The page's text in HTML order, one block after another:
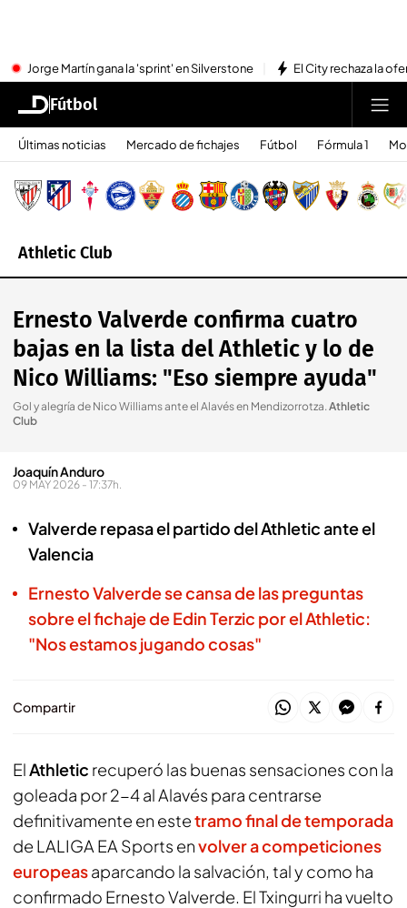
Jorge Martín gana la 'sprint' en Silverstone El City rechaza la
Fútbol
Últimas noticias Mercado de fichajes Fútbol Fórmula 1
Athletic Club
Ernesto Valverde confirma cuatro
bajas en la lista del Athletic y lo de
Nico Williams: "Eso siempre ayuda"
Gol y alegría de Nico Williams ante el Alavés en Mendizorrotza.Athletic
Club
Joaquín Anduro
09 MAY 2026 - 17:37h.
Valverde repasa el partido del Athletic ante el
Valencia
Ernesto Valverde se cansa de las preguntas
sobre el fichaje de Edin Terzic por el Athletic:
"Nos estamos jugando cosas"
Compartir
ElAthletic recuperó las buenas sensaciones con la
goleada por 2-4 al Alavés para centrarse
definitivamente en estetramo final de temporada
de LALIGA EA Sports envolver a competiciones
europeasaparcando la salvación, tal y como ha
confirmado Ernesto Valverde. ElTxingurri ha vuelto